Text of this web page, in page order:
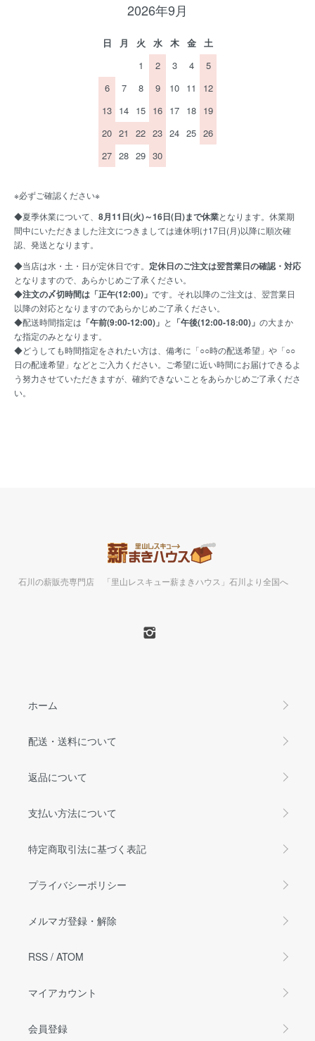
2026年9月
日 月 火 水 木 金
土
1
2 3 4
5
6
7 8 9 10 11
12
13 14 15 16 17 18 19
20 21 22 23 24 25 26
27 28 29 30
※必ずご確認ください※
◆夏季休業について、 8月11日(火)～16日(日)まで休業となります。休業期
間中にいただきました注文につきましては連休明け17日(月)以降に順次確
認、発送となります。
◆当店は水・土・日が定休日です。 定休日のご注文は翌営業日の確認・対応
となりますので、あらかじめご了承ください。
◆注文の〆切時間は「正午(12:00)」 です。それ以降のご注文は、翌営業日
以降の対応となりますのであらかじめご了承ください。
◆配送時間指定は 「午前(9:00-12:00)」 と 「午後(12:00-18:00)」 の大まか
な指定のみとなります。
◆どうしても時間指定をされたい方は、備考に「○○時の配送希望」や「○○
日の配達希望」などとご入力ください。ご希望に近い時間にお届けできるよ
う努力させていただきますが、確約できないことをあらかじめご了承くださ
い。
石川の薪販売専門店 「里山レスキュー薪まきハウス」石川より全国へ
ホーム
配送・送料について
返品について
支払い方法について
特定商取引法に基づく表記
プライバシーポリシー
メルマガ登録・解除
RSS / ATOM
マイアカウント
会員登録